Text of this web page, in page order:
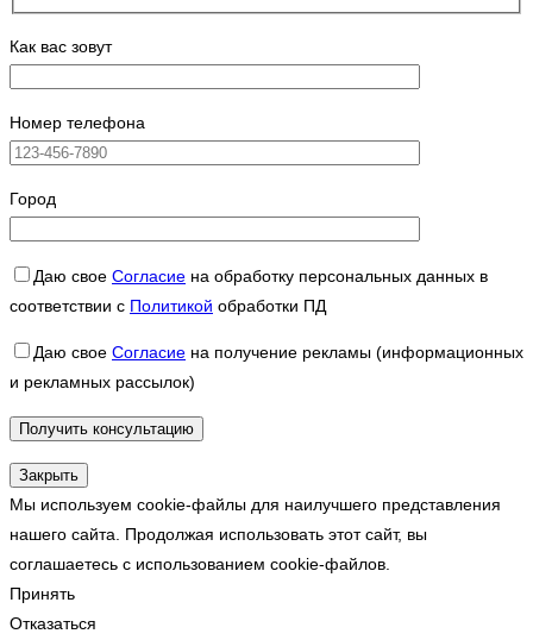
Как вас зовут
Номер телефона
Город
Даю свое Согласие на обработку персональных данных в
соответствии с Политикой обработки ПД
Даю свое Согласие на получение рекламы (информационных
и рекламных рассылок)
Закрыть
Мы используем cookie-файлы для наилучшего представления
нашего сайта. Продолжая использовать этот сайт, вы
соглашаетесь с использованием cookie-файлов.
Принять
Отказаться